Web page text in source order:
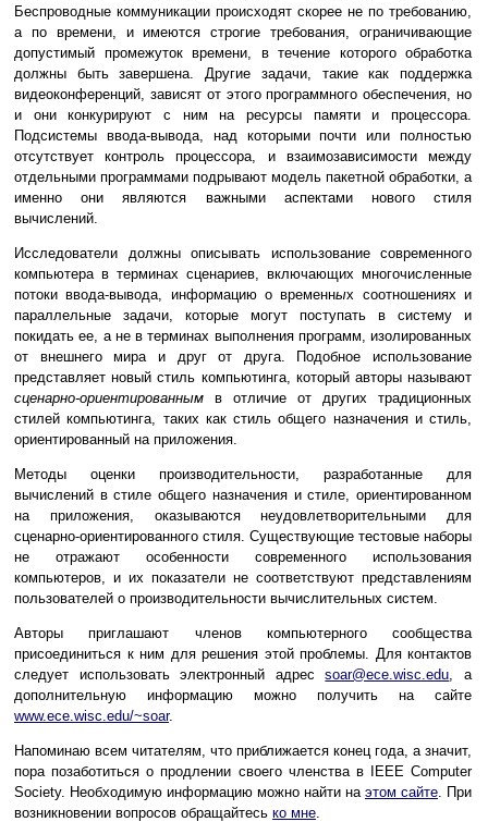
Беспроводные коммуникации происходят скорее не по требованию,
а по времени, и имеются строгие требования, ограничивающие
допустимый промежуток времени, в течение которого обработка
должны быть завершена. Другие задачи, такие как поддержка
видеоконференций, зависят от этого программного обеспечения, но
и они конкурируют с ним на ресурсы памяти и процессора.
Подсистемы ввода-вывода, над которыми почти или полностью
отсутствует контроль процессора, и взаимозависимости между
отдельными программами подрывают модель пакетной обработки, а
именно они являются важными аспектами нового стиля
вычислений.
Исследователи должны описывать использование современного
компьютера в терминах сценариев, включающих многочисленные
потоки ввода-вывода, информацию о временных соотношениях и
параллельные задачи, которые могут поступать в систему и
покидать ее, а не в терминах выполнения программ, изолированных
от внешнего мира и друг от друга. Подобное использование
представляет новый стиль компьютинга, который авторы называют
сценарно-ориентированным в отличие от других традиционных
стилей компьютинга, таких как стиль общего назначения и стиль,
ориентированный на приложения.
Методы оценки производительности, разработанные для
вычислений в стиле общего назначения и стиле, ориентированном
на приложения, оказываются неудовлетворительными для
сценарно-ориентированного стиля. Существующие тестовые наборы
не отражают особенности современного использования
компьютеров, и их показатели не соответствуют представлениям
пользователей о производительности вычислительных систем.
Авторы приглашают членов компьютерного сообщества
присоединиться к ним для решения этой проблемы. Для контактов
следует использовать электронный адресsoar@ece.wisc.edu , а
дополнительную информацию можно получить на сайте
www.ece.wisc.edu/~soar.
Напоминаю всем читателям, что приближается конец года, а значит,
пора позаботиться о продлении своего членства в IEEE Computer
Society. Необходимую информацию можно найти на этом сайте . При
возникновении вопросов обращайтесь ко мне